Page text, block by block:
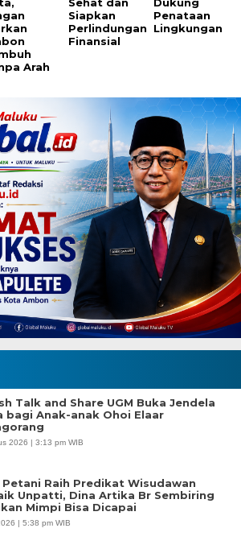
Arah
Sehat dan
Siapkan
Perlindungan
Finansial
Dukung
Penataan
Lingkungan
Talk and Share UGM Buka Jendela
bagi Anak-anak Ohoi Elaar
2026 | 3:13 pm WIB
Petani Raih Predikat Wisudawan
Unpatti, Dina Artika Br Sembiring
Mimpi Bisa Dicapai
| 5:38 pm WIB